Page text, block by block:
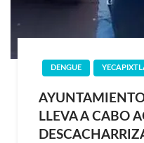
DENGUE
LLEVA A CABO